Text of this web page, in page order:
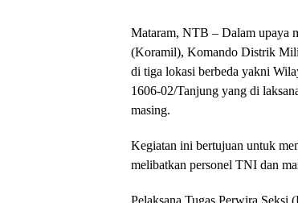
Mataram, NTB – Dalam upaya
(Koramil), Komando Distrik
di tiga lokasi berbeda yakni
1606-02/Tanjung yang di
masing.
Kegiatan ini bertujuan untuk
melibatkan personel TNI dan
Pelaksana Tugas Perwira Seksi